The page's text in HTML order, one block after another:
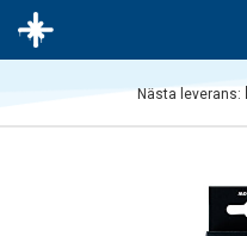
Nästa leverans: